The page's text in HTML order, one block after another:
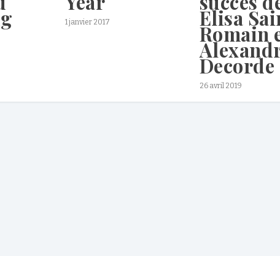
1 janvier 2017 Elisa
Romain
Decorde
26 avril 2019